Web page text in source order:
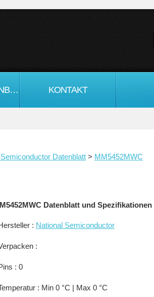
HALBLEITER DATENBLATT KONTAKT
Datenblatt > MM5452MWC
Datenblatt und Spezifikationen
: National Semiconductor
:
: 0
: Min 0 °C | Max 0 °C